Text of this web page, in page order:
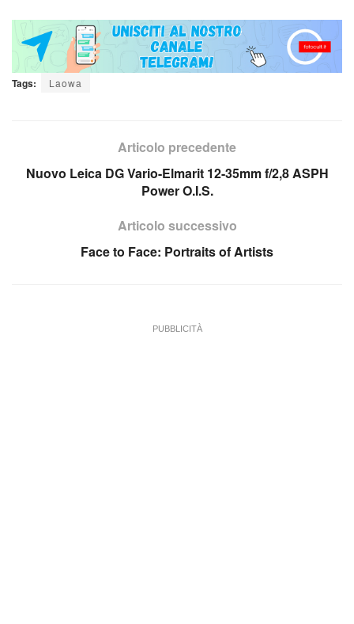
Tags: Laowa
Articolo precedente
Nuovo Leica DG Vario-Elmarit 12-35mm f/2,8 ASPH
Power O.I.S.
Articolo successivo
Face to Face: Portraits of Artists
PUBBLICITÀ